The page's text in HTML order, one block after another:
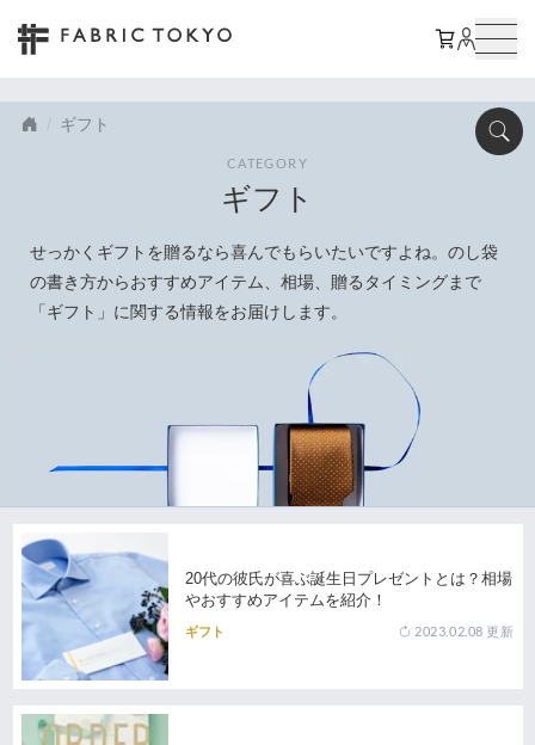
ギフト
CATEGORY
ギフト
せっかくギフトを贈るなら喜んでもらいたいですよね。のし袋
の書き方からおすすめアイテム、相場、贈るタイミングまで
「ギフト」に関する情報をお届けします。
20代の彼氏が喜ぶ誕生日プレゼントとは？相場
やおすすめアイテムを紹介！
ギフト 2023.02.08 更新